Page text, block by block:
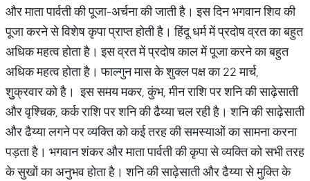
और माता पार्वती की पूजा-अर्चना की जाती है। इस दिन भगवान शिव की
पूजा करने से विशेष कृपा प्राप्त होती है। हिंदू धर्म में प्रदोष व्रत का बहुत
अधिक महत्व होता है। इस व्रत में प्रदोष काल में पूजा करने का बहुत
अधिक महत्व होता है। फाल्गुन मास के शुक्ल पक्ष का 22 मार्च,
शुुक्रवार को है। इस समय मकर, कुंभ, मीन राशि पर शनि की साढ़ेसाती
और वृश्चिक, कर्क राशि पर शनि की ढैय्या चल रही है। शनि की साढ़ेसाती
और ढैय्या लगने पर व्यक्ति को कई तरह की समस्याओं का सामना करना
पड़ता है। भगवान शंकर और माता पार्वती की कृपा से व्यक्ति को सभी तरह
के सुखों का अनुभव होता है। शनि की साढ़ेसाती और ढैय्या से मुक्ति के